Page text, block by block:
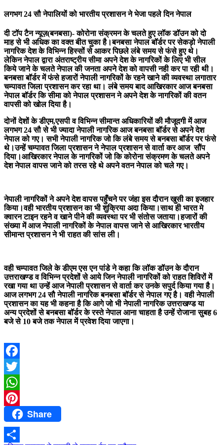
लगभग 24 सौ नेपालियों को भारतीय प्रशासन ने भेजा पहले दिन नेपाल
दी टॉप टैन न्यूज़(बनबसा)- कोरोना संक्रमन के चलते हुए लॉक डॉउन को दो
माह से भी अधिक का वक्त बीत चुका है।बनबसा नेपाल बॉर्डर पर सेकड़ो नेपाली
नागरिक देश के विभिन्न हिस्सों से आकर पिछले लंबे समय से फंसे हुए थे।
लेकिन नेपाल द्वारा अंतराष्ट्रीय सीमा अपने देश के नागरिकों के लिए भी सील
किये जाने के चलते नेपाल की जनता अपने देश को वापसी नही कर पा रही थी।
बनबसा बॉर्डर में फंसे हजारों नेपाली नागरिकों के रहने खाने की व्यवस्था लगातार
चम्पावत जिला प्रशासन कर रहा था। लंबे समय बाद आखिरकार आज बनबसा
नेपाल बॉर्डर कि सीमा को नेपाल प्रशासन ने अपने देश के नागरिकों की वतन
वापसी को खोल दिया है।
दोनों देशों के डीएम,एसपी व विभिन्न सीमान्त अधिकारियों की मौजूदगी में आज
लगभग 24 सौ से भी ज्यादा नेपाली नागरिक आज बनबसा बॉर्डर से अपने देश
नेपाल को गए। सभी नेपाली नागरिक जो कि लंबे समय से बनबसा बॉर्डर पर फंसे
थे।उन्हें चम्पावत जिला प्रशासन ने नेपाल प्रशासन से वार्ता कर आज सौंप
दिया।आखिरकार नेपाल के नागरिकों जो कि कोरोना संक्रमण के चलते अपने
देश नेपाल वापस जाने को तरस रहे थे अपने वतन नेपाल को चले गए।
नेपाली नागरिकों ने अपने देश वापस पहुँचने पर जंहा इस दौरान खुसी का इजहार
किया।वही भारतीय प्रशासन का भी शुक्रिया अदा किया।साथ ही भारत मे
क्वारन टाइन रहने व खाने पीने की व्यवस्था पर भी संतोस जताया।हजारों की
संख्या में आज नेपाली नागरिकों के नेपाल वापस जाने से आखिरकार भारतीय
सीमान्त प्रशासन ने भी राहत की सांस ली।
वही चम्पावत जिले के डीएम एस एन पांडे ने कहा कि लॉक डॉउन के दौरान
उत्तराखण्ड व विभिन्न प्रदेशों से आये जिन नेपाली नागरिकों को राहत शिविरों में
रखा गया था उन्हें आज नेपाली प्रशासन से वार्ता कर उनके सपुर्द किया गया है।
आज लगभग 24 सौ नेपाली नागरिक बनबसा बॉर्डर से नेपाल गए है। वही नेपाली
प्रशासन का यह भी कहना है कि आगे जो भी नेपाली नागरिक उत्तराखण्ड या
अन्य प्रदेशों से बनबसा बॉर्डर के रस्ते नेपाल आना चाहता है उन्हें रोजाना सुबह 6
बजे से 10 बजे तक नेपाल में प्रवेश दिया जाएगा।
Facebook
Twitter
WhatsApp
PinterestShare